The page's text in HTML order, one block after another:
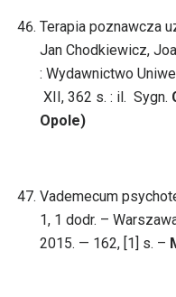
Terapia poznawcza
Jan Chodkiewicz,
: Wydawnictwo
XII, 362 s. : il. Sygn.
Opole)
Vademecum
1, 1 dodr. –
2015. — 162, [1] s. –